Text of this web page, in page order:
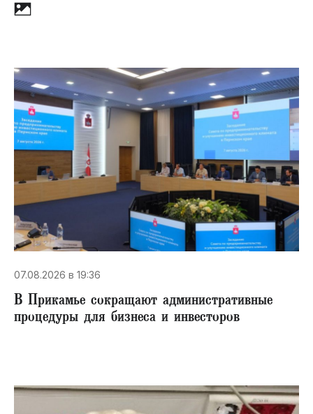
07.08.2026 в 19:36
В Прикамье сокращают административные
процедуры для бизнеса и инвесторов